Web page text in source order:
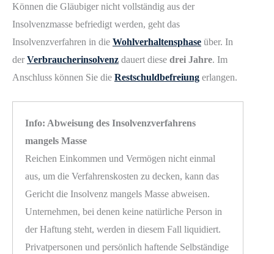
Können die Gläubiger nicht vollständig aus der
Insolvenzmasse befriedigt werden, geht das
Insolvenzverfahren in die Wohlverhaltensphase über. In
der Verbraucherinsolvenz dauert diese drei Jahre. Im
Anschluss können Sie die Restschuldbefreiung erlangen.
Info: Abweisung des Insolvenzverfahrens
mangels Masse
Reichen Einkommen und Vermögen nicht einmal
aus, um die Verfahrenskosten zu decken, kann das
Gericht die Insolvenz mangels Masse abweisen.
Unternehmen, bei denen keine natürliche Person in
der Haftung steht, werden in diesem Fall liquidiert.
Privatpersonen und persönlich haftende Selbständige